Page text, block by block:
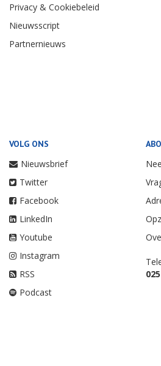
Privacy & Cookiebeleid
Nieuwsscript
Partnernieuws
VOLG ONS
Nieuwsbrief
Twitter
Facebook
LinkedIn
Youtube
Instagram
RSS
Podcast